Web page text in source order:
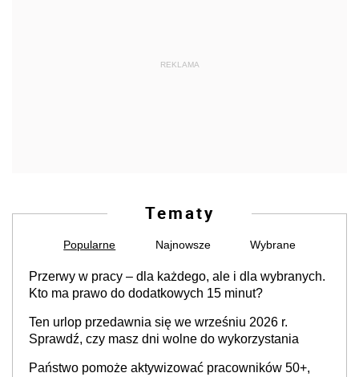
REKLAMA
Tematy
Popularne Najnowsze Wybrane
Przerwy w pracy – dla każdego, ale i dla wybranych.
Kto ma prawo do dodatkowych 15 minut?
Ten urlop przedawnia się we wrześniu 2026 r.
Sprawdź, czy masz dni wolne do wykorzystania
Państwo pomoże aktywizować pracowników 50+,